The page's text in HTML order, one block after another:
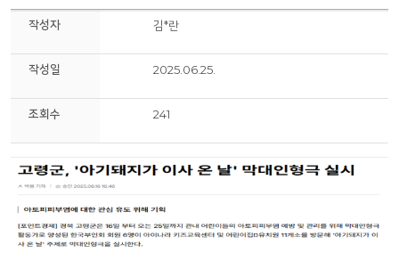
작성자 김*란
작성일 2025.06.25.
조회수 241